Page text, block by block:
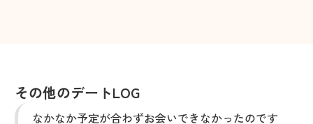
その他のデートLOG
なかなか予定が合わずお会いできなかったのです